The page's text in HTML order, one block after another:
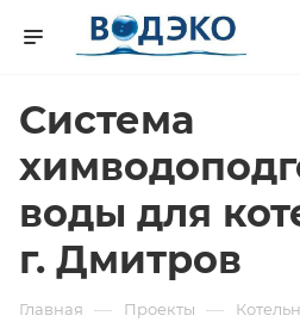
Система
воды для
г. Дмитров
Главная — Проекты —